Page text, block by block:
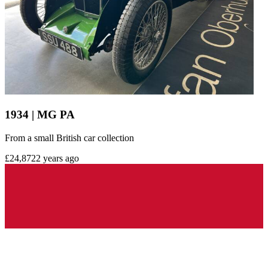
1934 | MG PA
From a small British car collection
£24,8722 years ago